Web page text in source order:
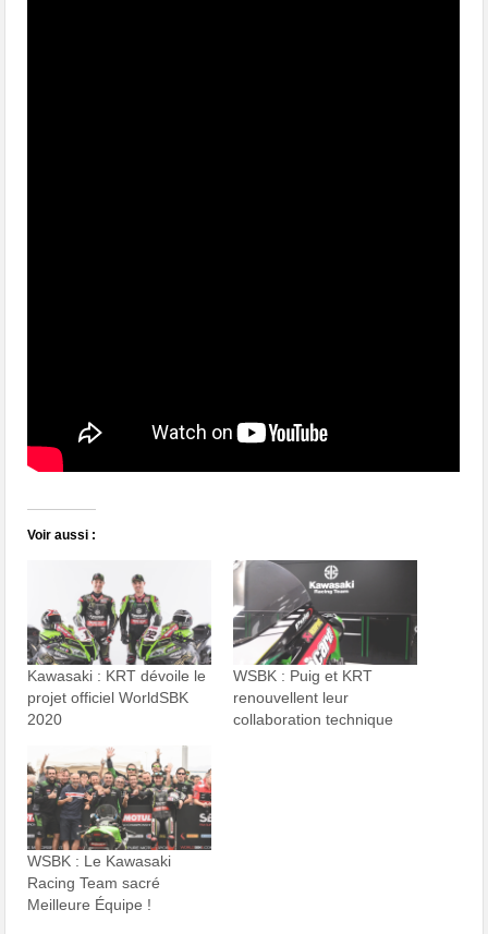
Voir aussi :
Kawasaki : KRT dévoile le
projet officiel WorldSBK
2020
WSBK : Puig et KRT
renouvellent leur
collaboration technique
WSBK : Le Kawasaki
Racing Team sacré
Meilleure Équipe !